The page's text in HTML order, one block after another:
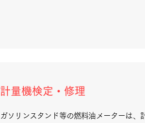
計量機検定・修理
ガソリンスタンド等の燃料油メーターは、